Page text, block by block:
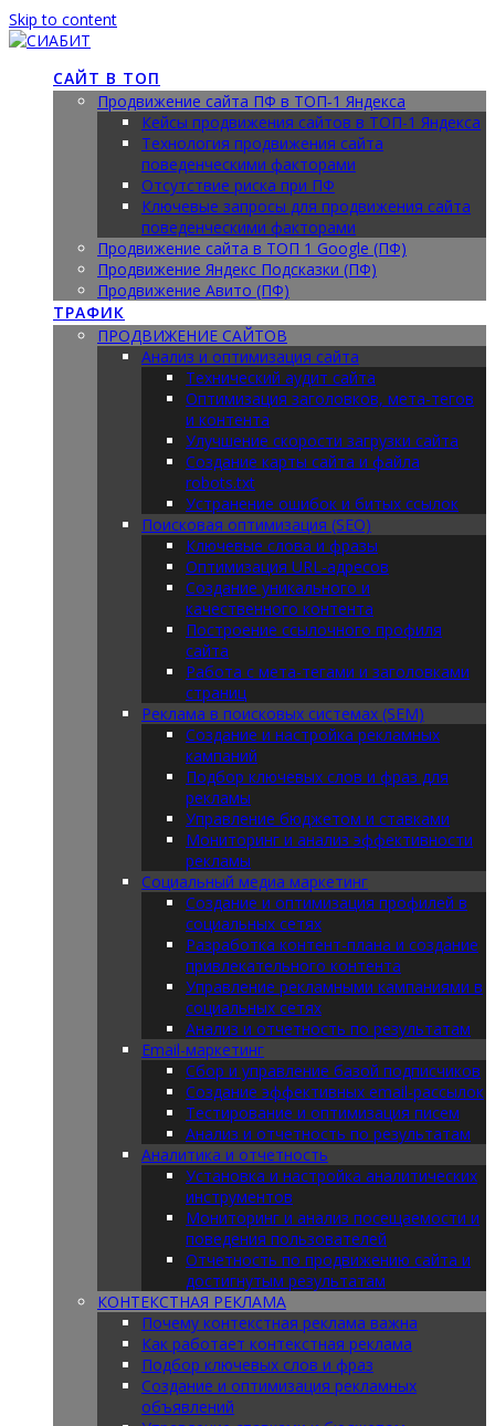
Skip to content
САЙТ В ТОП
Продвижение сайта ПФ в ТОП‑1 Яндекса
Кейсы продвижения сайтов в ТОП-1 Яндекса
Технология продвижения сайта
поведенческими факторами
Отсутствие риска при ПФ
Ключевые запросы для продвижения сайта
поведенческими факторами
Продвижение сайта в ТОП 1 Google (ПФ)
Продвижение Яндекс Подсказки (ПФ)
Продвижение Авито (ПФ)
ТРАФИК
ПРОДВИЖЕНИЕ САЙТОВ
Анализ и оптимизация сайта
Технический аудит сайта
Оптимизация заголовков, мета-тегов
и контента
Улучшение скорости загрузки сайта
Создание карты сайта и файла
robots.txt
Устранение ошибок и битых ссылок
Поисковая оптимизация (SEO)
Ключевые слова и фразы
Оптимизация URL-адресов
Создание уникального и
качественного контента
Построение ссылочного профиля
сайта
Работа с мета-тегами и заголовками
страниц
Реклама в поисковых системах (SEM)
Создание и настройка рекламных
кампаний
Подбор ключевых слов и фраз для
рекламы
Управление бюджетом и ставками
Мониторинг и анализ эффективности
рекламы
Социальный медиа маркетинг
Создание и оптимизация профилей в
социальных сетях
Разработка контент-плана и создание
привлекательного контента
Управление рекламными кампаниями в
социальных сетях
Анализ и отчетность по результатам
Email-маркетинг
Сбор и управление базой подписчиков
Создание эффективных email-рассылок
Тестирование и оптимизация писем
Анализ и отчетность по результатам
Аналитика и отчетность
Установка и настройка аналитических
инструментов
Мониторинг и анализ посещаемости и
поведения пользователей
Отчетность по продвижению сайта и
достигнутым результатам
КОНТЕКСТНАЯ РЕКЛАМА
Почему контекстная реклама важна
Как работает контекстная реклама
Подбор ключевых слов и фраз
Создание и оптимизация рекламных
объявлений